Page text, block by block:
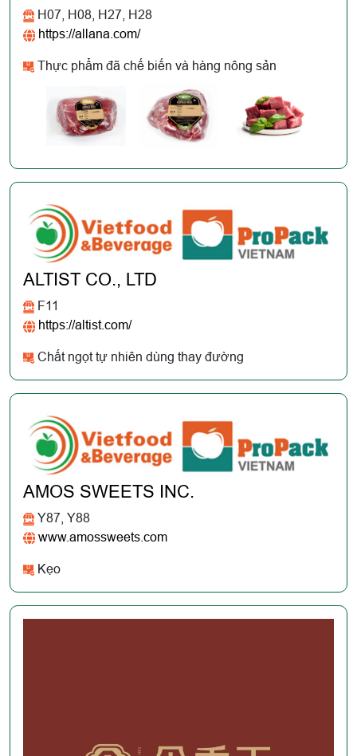
H07, H08, H27, H28
https://allana.com/
Thực phẩm đã chế biến và hàng nông sản
ALTIST CO., LTD
F11
https://altist.com/
Chất ngọt tự nhiên dùng thay đường
AMOS SWEETS INC.
Y87, Y88
www.amossweets.com
Kẹo